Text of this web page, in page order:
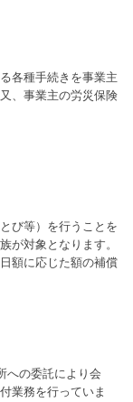
各種手続きを事業主
、事業主の労災保険
び等）を行うことを
が対象となります。
額に応じた額の補償
への委託により会
業務を行っていま